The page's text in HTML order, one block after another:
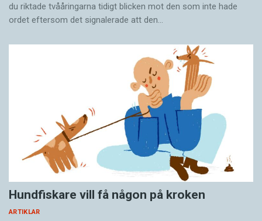
du riktade tvååringarna tidigt blicken mot den som inte hade
ordet eftersom det ­signalerade att den…
Hundfiskare vill få någon på kroken
ARTIKLAR